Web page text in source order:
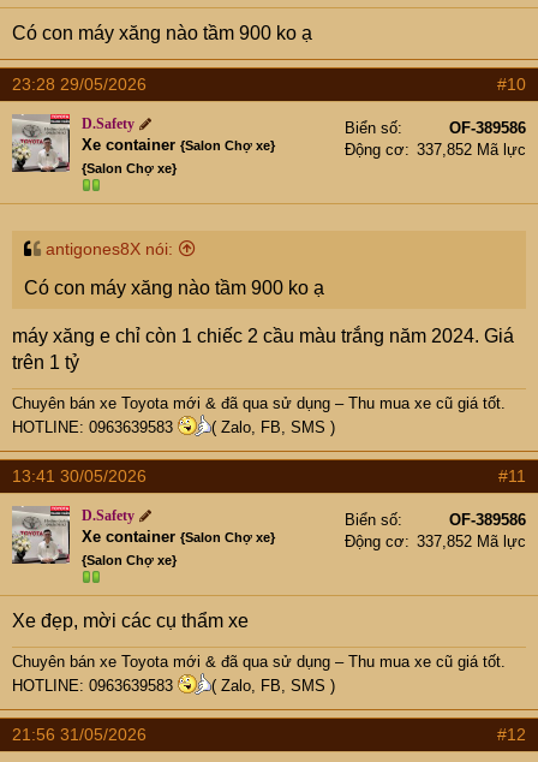
Có con máy xăng nào tầm 900 ko ạ
23:28 29/05/2026 #10
D.Safety
Xe container {Salon Chợ xe}
{Salon Chợ xe}
Biển số
OF-389586
Động cơ
337,852 Mã lực
antigones8X nói:
Có con máy xăng nào tầm 900 ko ạ
máy xăng e chỉ còn 1 chiếc 2 cầu màu trắng năm 2024. Giá
trên 1 tỷ
Chuyên bán xe Toyota mới & đã qua sử dụng – Thu mua xe cũ giá tốt.
HOTLINE: 0963639583
( Zalo, FB, SMS )
13:41 30/05/2026 #11
D.Safety
Xe container {Salon Chợ xe}
{Salon Chợ xe}
Biển số
OF-389586
Động cơ
337,852 Mã lực
Xe đẹp, mời các cụ thẩm xe
Chuyên bán xe Toyota mới & đã qua sử dụng – Thu mua xe cũ giá tốt.
HOTLINE: 0963639583
( Zalo, FB, SMS )
21:56 31/05/2026 #12